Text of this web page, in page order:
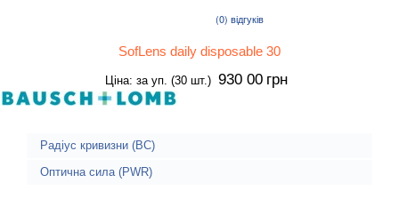
(0) відгуків
SofLens daily disposable 30
Ціна: за уп. (30 шт.) 930 00 грн
Радіус кривизни (BC)
Оптична сила (PWR)